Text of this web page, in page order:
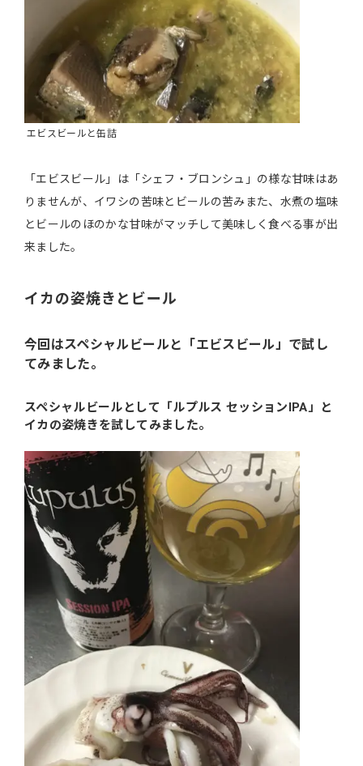
エビスビールと缶詰
「エビスビール」は「シェフ・ブロンシュ」の様な甘味はあ
りませんが、イワシの苦味とビールの苦みまた、水煮の塩味
とビールのほのかな甘味がマッチして美味しく食べる事が出
来ました。
イカの姿焼きとビール
今回はスペシャルビールと「エビスビール」で試し
てみました。
スペシャルビールとして「ルプルス セッションIPA」と
イカの姿焼きを試してみました。